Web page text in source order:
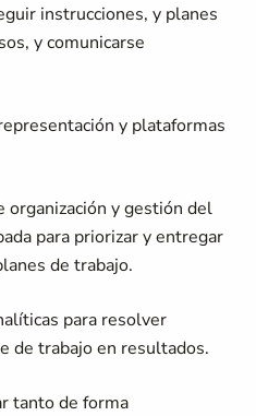
instrucciones, y planes
y comunicarse
y plataformas
organización y gestión del
para priorizar y entregar
de trabajo.
para resolver
de trabajo en resultados.
tanto de forma